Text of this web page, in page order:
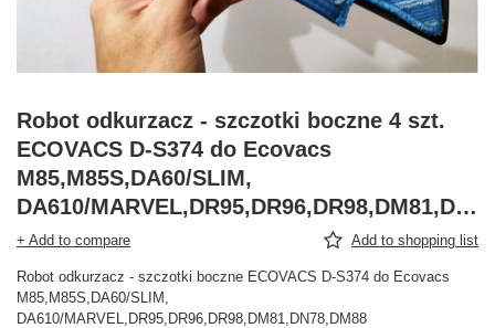
Robot odkurzacz - szczotki boczne 4 szt.
ECOVACS D-S374 do Ecovacs
M85,M85S,DA60/SLIM,
DA610/MARVEL,DR95,DR96,DR98,DM81,DN78,DM88
+ Add to compare Add to shopping list
Robot odkurzacz - szczotki boczne ECOVACS D-S374 do Ecovacs
M85,M85S,DA60/SLIM,
DA610/MARVEL,DR95,DR96,DR98,DM81,DN78,DM88